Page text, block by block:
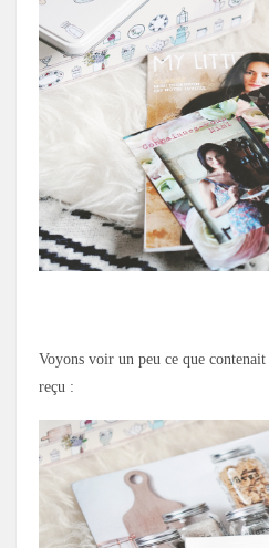
Voyons voir un peu ce que
reçu :